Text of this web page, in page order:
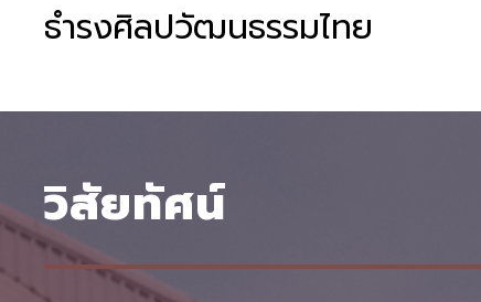
ธำรงศิลปวัฒนธรรมไทย
วิสัยทัศน์